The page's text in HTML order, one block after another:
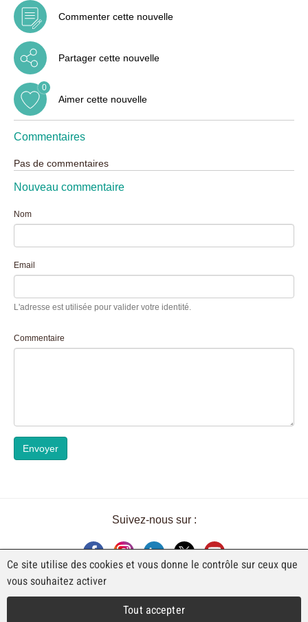
Commenter cette nouvelle
Partager cette nouvelle
Aimer cette nouvelle
0
Commentaires
Pas de commentaires
Nouveau commentaire
Nom
Email
L'adresse est utilisée pour valider votre identité.
Commentaire
Envoyer
Suivez-nous sur :
UNE EXPOSITION DE FAJI SA
Rue Industrielle 98
Ce site utilise des cookies et vous donne le contrôle sur ceux que
vous souhaitez activer
Tout accepter